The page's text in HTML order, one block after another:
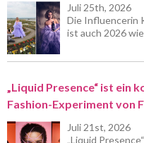
Juli 25th, 2026
Die Influencerin
ist auch 2026
„Liquid Presence“ ist ein
Fashion-Experiment von
Juli 21st, 2026
„Liquid